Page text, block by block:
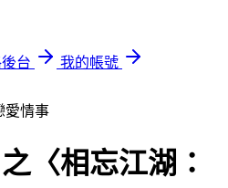
台
我的帳號
愛情事
〈相忘江湖：